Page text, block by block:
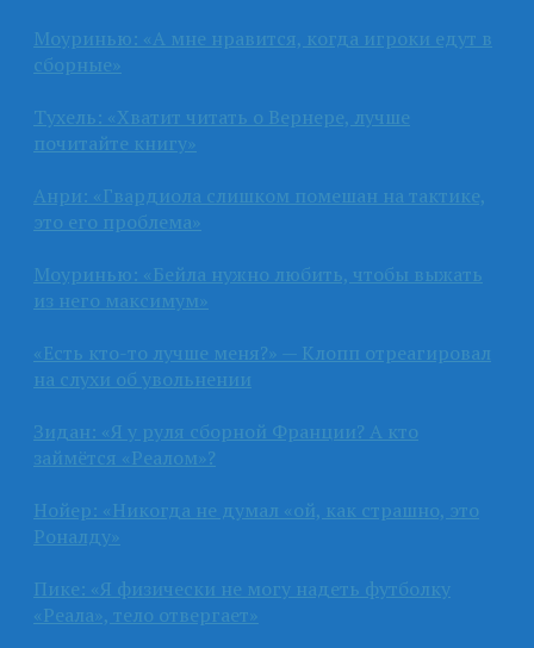
Моуринью: «А мне нравится, когда игроки едут в
сборные»
Тухель: «Хватит читать о Вернере, лучше
почитайте книгу»
Анри: «Гвардиола слишком помешан на тактике,
это его проблема»
Моуринью: «Бейла нужно любить, чтобы выжать
из него максимум»
«Есть кто-то лучше меня?» — Клопп отреагировал
на слухи об увольнении
Зидан: «Я у руля сборной Франции? А кто
займётся «Реалом»?
Нойер: «Никогда не думал «ой, как страшно, это
Роналду»
Пике: «Я физически не могу надеть футболку
«Реала», тело отвергает»